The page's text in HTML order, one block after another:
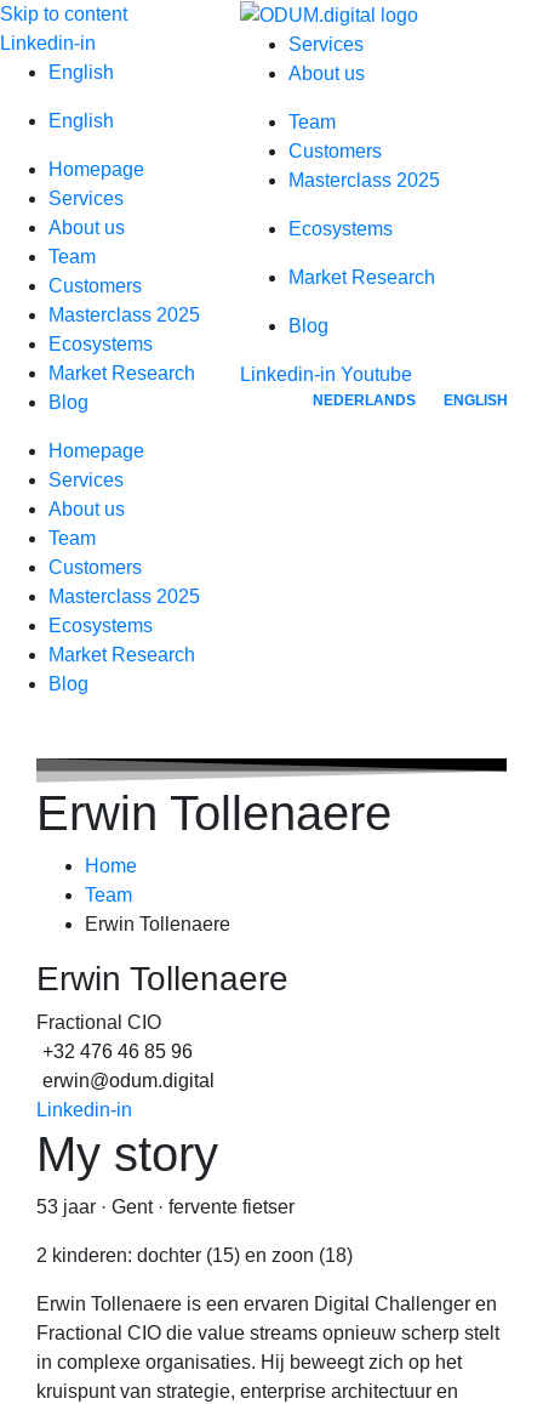
Skip to content
Services
About us
Team
Customers
Masterclass 2025
Ecosystems
Market Research
Blog
Linkedin-in Youtube
NEDERLANDS ENGLISH
Linkedin-in
English
English
Homepage
Services
About us
Team
Customers
Masterclass 2025
Ecosystems
Market Research
Blog
Homepage
Services
About us
Team
Customers
Masterclass 2025
Ecosystems
Market Research
Blog
Erwin Tollenaere
Home
Team
Erwin Tollenaere
Erwin Tollenaere
Fractional CIO
+32 476 46 85 96
erwin@odum.digital
Linkedin-in
My story
53 jaar · Gent · fervente fietser
2 kinderen: dochter (15) en zoon (18)
Erwin Tollenaere is een ervaren Digital Challenger en
Fractional CIO die value streams opnieuw scherp stelt
in complexe organisaties. Hij beweegt zich op het
kruispunt van strategie, enterprise architectuur en